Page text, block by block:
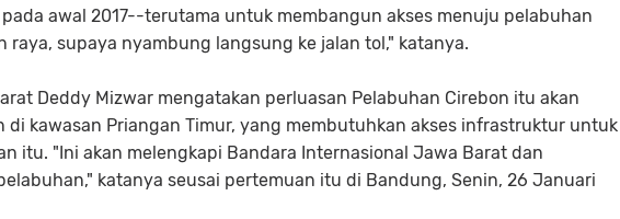
awal 2017--terutama untuk membangun akses menuju pelabuhan
raya, supaya nyambung langsung ke jalan tol," katanya.
Deddy Mizwar mengatakan perluasan Pelabuhan Cirebon itu akan
di kawasan Priangan Timur, yang membutuhkan akses infrastruktur untuk
itu. "Ini akan melengkapi Bandara Internasional Jawa Barat dan
katanya seusai pertemuan itu di Bandung, Senin, 26 Januari